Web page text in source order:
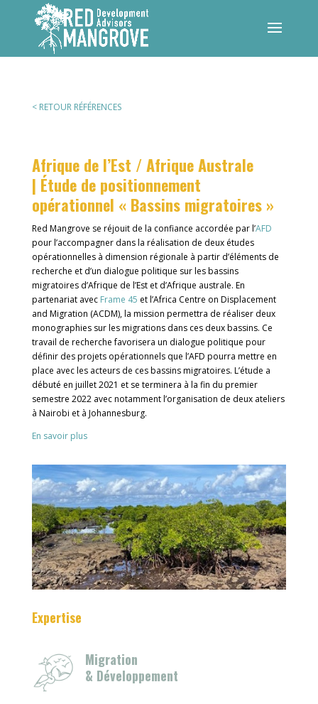
< RETOUR RÉFÉRENCES
Afrique de l’Est / Afrique Australe
| Étude de positionnement
opérationnel « Bassins migratoires »
Red Mangrove se réjouit de la confiance accordée par l’AFD
pour l’accompagner dans la réalisation de deux études
opérationnelles à dimension régionale à partir d’éléments de
recherche et d’un dialogue politique sur les bassins
migratoires d’Afrique de l’Est et d’Afrique australe. En
partenariat avec Frame 45 et l’Africa Centre on Displacement
and Migration (ACDM), la mission permettra de réaliser deux
monographies sur les migrations dans ces deux bassins. Ce
travail de recherche favorisera un dialogue politique pour
définir des projets opérationnels que l’AFD pourra mettre en
place avec les acteurs de ces bassins migratoires. L’étude a
débuté en juillet 2021 et se terminera à la fin du premier
semestre 2022 avec notamment l’organisation de deux ateliers
à Nairobi et à Johannesburg.
En savoir plus
Expertise
Migration
& Développement